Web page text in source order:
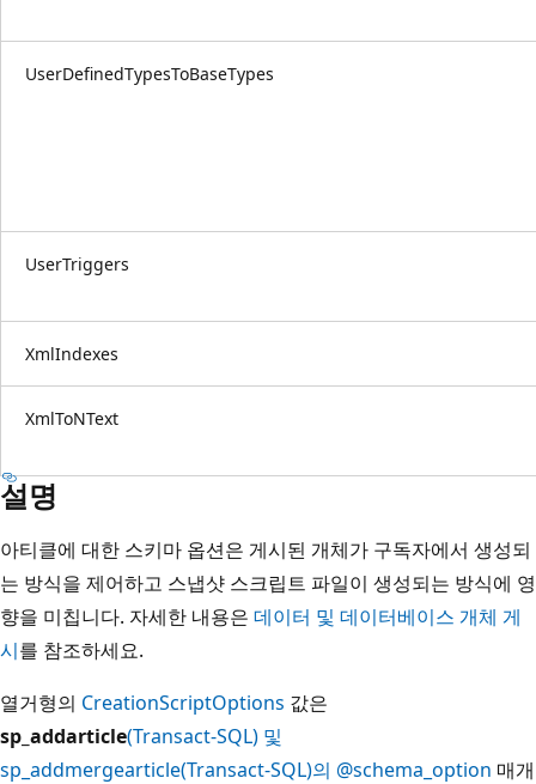
UserDefinedTypesToBaseTypes
UserTriggers
XmlIndexes
XmlToNText
설명
아티클에 대한 스키마 옵션은 게시된 개체가 구독자에서 생성되
는 방식을 제어하고 스냅샷 스크립트 파일이 생성되는 방식에 영
향을 미칩니다. 자세한 내용은 데이터 및 데이터베이스 개체 게
시를 참조하세요.
열거형의 CreationScriptOptions 값은
sp_addarticle(Transact-SQL) 및
sp_addmergearticle(Transact-SQL)의 @schema_option 매개